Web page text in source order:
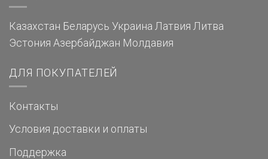
Казахстан Беларусь Украина Латвия Литва
Эстония Азербайджан Молдавия
ДЛЯ ПОКУПАТЕЛЕЙ
Контакты
Условия доставки и оплаты
Поддержка